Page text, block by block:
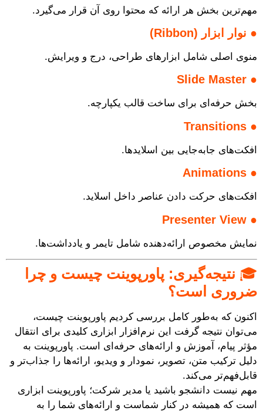
مهم‌ترین بخش هر ارائه که محتوا روی آن قرار می‌گیرد.
● نوار ابزار (Ribbon)
منوی اصلی شامل ابزارهای طراحی، درج و ویرایش.
●
Slide Master
بخش حرفه‌ای برای ساخت قالب یکپارچه.
●
Transitions
افکت‌های جابه‌جایی بین اسلایدها.
●
Animations
افکت‌های حرکت دادن عناصر داخل اسلاید.
●
Presenter View
نمایش مخصوص ارائه‌دهنده شامل تایمر و یادداشت‌ها.
🎓 نتیجه‌گیری: پاورپوینت چیست و چرا
ضروری است؟
اکنون که به‌طور کامل بررسی کردیم پاورپوینت چیست،
می‌توان نتیجه گرفت این نرم‌افزار ابزاری کلیدی برای انتقال
مؤثر پیام، آموزش و ارائه‌های حرفه‌ای است. پاورپوینت به
دلیل ترکیب متن، تصویر، نمودار و ویدیو، ارائه‌ها را جذاب‌تر و
قابل‌فهم‌تر می‌کند.
مهم نیست دانشجو باشید یا مدیر شرکت؛ پاورپوینت ابزاری
است که همیشه در کنار شماست و ارائه‌های شما را به